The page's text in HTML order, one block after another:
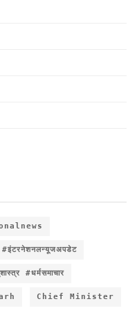
#इंटरनेशनलन्यूजअपडेट
#धर्मसमाचार
Chief Minister